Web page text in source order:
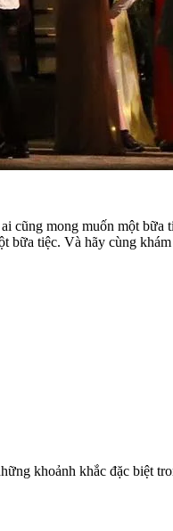
cũng mong muốn một
tiệc. Và hãy cùng
khoảnh khắc đặc biệt